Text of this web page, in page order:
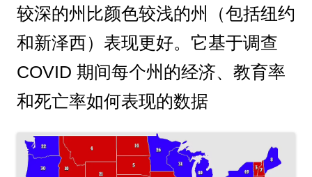
较深的州比颜色较浅的州（包括纽约
和新泽西）表现更好。它基于调查
COVID 期间每个州的经济、教育率
和死亡率如何表现的数据